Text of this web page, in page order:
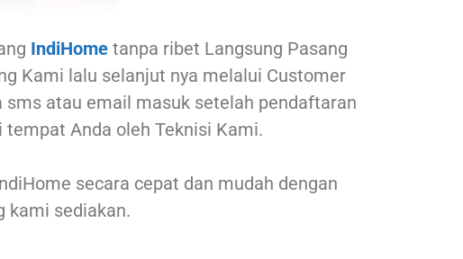
IndiHometanpa ribet Langsung Pasang
Kami lalu selanjut nya melalui Customer
atau email masuk setelah pendaftaran
Anda oleh Teknisi Kami.
secara cepat dan mudah dengan
kami sediakan.